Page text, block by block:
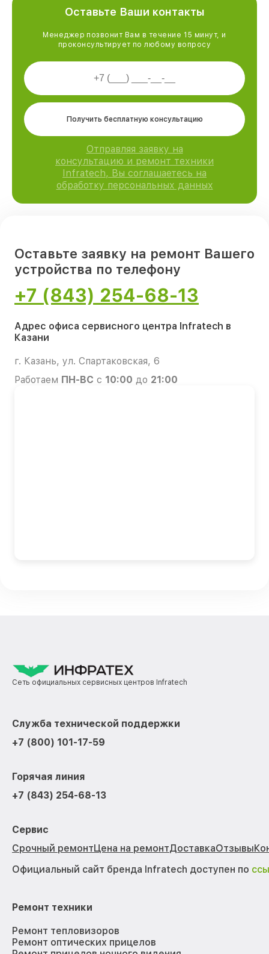
Оставьте Ваши контакты
Менеджер позвонит Вам в течение 15 минут, и
проконсультирует по любому вопросу
Получить бесплатную консультацию
Отправляя заявку на
консультацию и ремонт техники
Infratech, Вы соглашаетесь на
обработку персональных данных
Оставьте заявку на ремонт Вашего
устройства по телефону
+7 (843) 254-68-13
Адрес офиса сервисного центра Infratech в
Казани
г. Казань, ул. Спартаковская, 6
Работаем ПН-ВС с 10:00 до 21:00
Сеть официальных сервисных центров Infratech
Служба технической поддержки
+7 (800) 101-17-59
Горячая линия
+7 (843) 254-68-13
Сервис
Срочный ремонтЦена на ремонтДоставкаОтзывы
Официальный сайт бренда Infratech доступен по
Ремонт техники
Ремонт тепловизоров
Ремонт оптических прицелов